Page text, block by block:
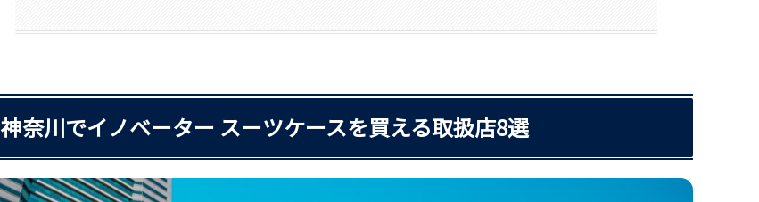
神奈川でイノベーター スーツケースを買える取扱店8選